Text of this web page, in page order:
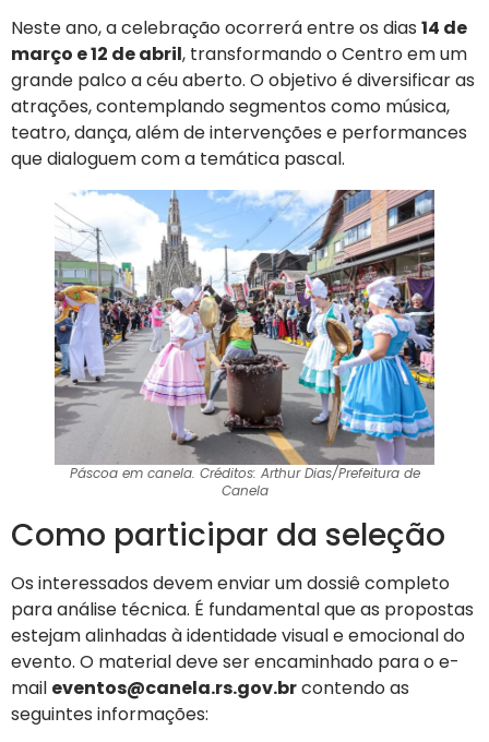
Neste ano, a celebração ocorrerá entre os dias 14 de
março e 12 de abril, transformando o Centro em um
grande palco a céu aberto. O objetivo é diversificar as
atrações, contemplando segmentos como música,
teatro, dança, além de intervenções e performances
que dialoguem com a temática pascal.
Páscoa em canela. Créditos: Arthur Dias/Prefeitura de
Canela
Como participar da seleção
Os interessados devem enviar um dossiê completo
para análise técnica. É fundamental que as propostas
estejam alinhadas à identidade visual e emocional do
evento. O material deve ser encaminhado para o e-
mail eventos@canela.rs.gov.brcontendo as
seguintes informações: